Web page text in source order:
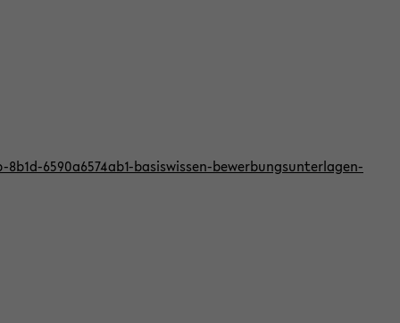
6590a6574ab1-basiswissen-bewerbungsunterlagen-